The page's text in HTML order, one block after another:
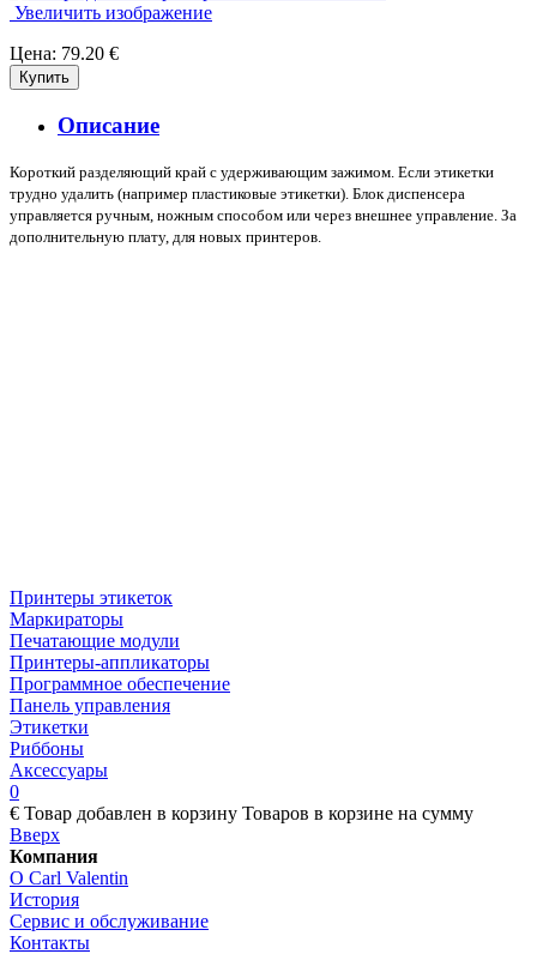
Увеличить изображение
Цена: 79.20 €
Описание
Короткий разделяющий край с удерживающим зажимом. Если этикетки
трудно удалить (например пластиковые этикетки). Блок диспенсера
управляется ручным, ножным способом или через внешнее управление. За
дополнительную плату, для новых принтеров.
Принтеры этикеток
Маркираторы
Печатающие модули
Принтеры-аппликаторы
Программное обеспечение
Панель управления
Этикетки
Риббоны
Аксессуары
0
€ Товар добавлен в корзину Товаров в корзине на сумму
Вверх
Компания
О Carl Valentin
История
Сервис и обслуживание
Контакты